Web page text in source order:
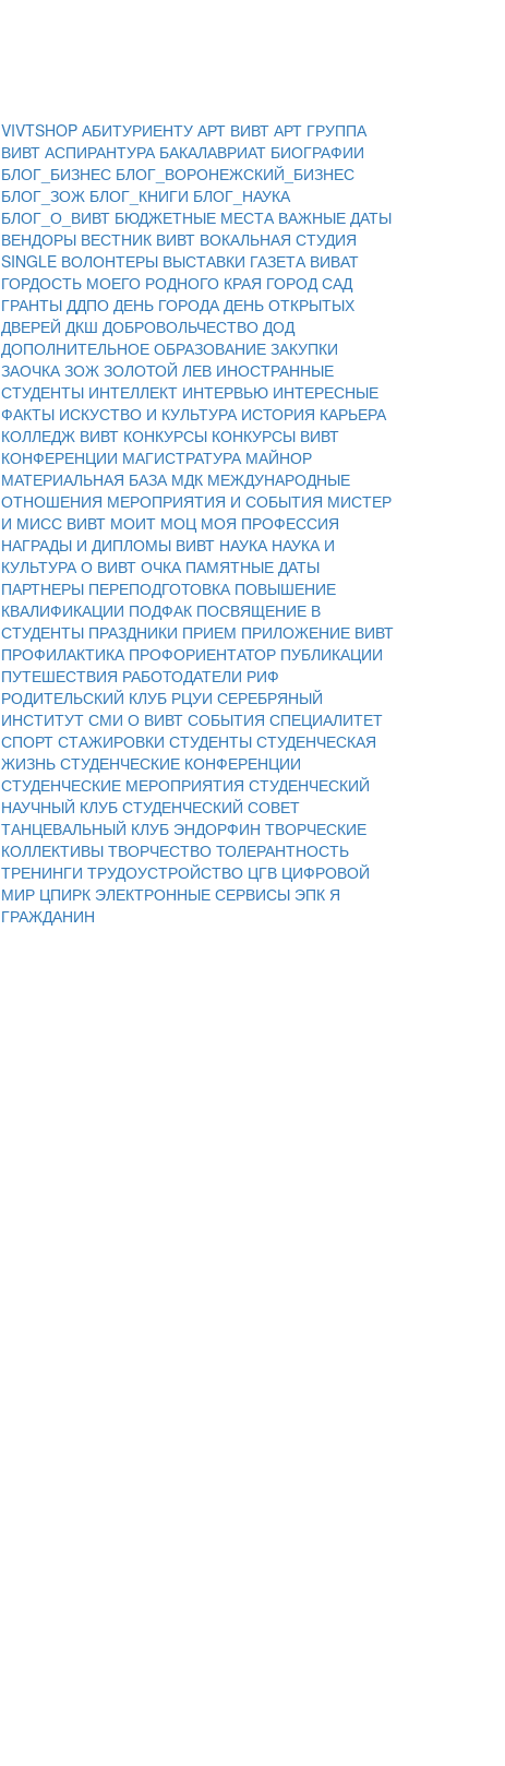
VIVTSHOP АБИТУРИЕНТУ АРТ ВИВТ АРТ ГРУППА
ВИВТ АСПИРАНТУРА БАКАЛАВРИАТ БИОГРАФИИ
БЛОГ_БИЗНЕС БЛОГ_ВОРОНЕЖСКИЙ_БИЗНЕС
БЛОГ_ЗОЖ БЛОГ_КНИГИ БЛОГ_НАУКА
БЛОГ_О_ВИВТ БЮДЖЕТНЫЕ МЕСТА ВАЖНЫЕ ДАТЫ
ВЕНДОРЫ ВЕСТНИК ВИВТ ВОКАЛЬНАЯ СТУДИЯ
SINGLE ВОЛОНТЕРЫ ВЫСТАВКИ ГАЗЕТА ВИВАТ
ГОРДОСТЬ МОЕГО РОДНОГО КРАЯ ГОРОД САД
ГРАНТЫ ДДПО ДЕНЬ ГОРОДА ДЕНЬ ОТКРЫТЫХ
ДВЕРЕЙ ДКШ ДОБРОВОЛЬЧЕСТВО ДОД
ДОПОЛНИТЕЛЬНОЕ ОБРАЗОВАНИЕ ЗАКУПКИ
ЗАОЧКА ЗОЖ ЗОЛОТОЙ ЛЕВ ИНОСТРАННЫЕ
СТУДЕНТЫ ИНТЕЛЛЕКТ ИНТЕРВЬЮ ИНТЕРЕСНЫЕ
ФАКТЫ ИСКУСТВО И КУЛЬТУРА ИСТОРИЯ КАРЬЕРА
КОЛЛЕДЖ ВИВТ КОНКУРСЫ КОНКУРСЫ ВИВТ
КОНФЕРЕНЦИИ МАГИСТРАТУРА МАЙНОР
МАТЕРИАЛЬНАЯ БАЗА МДК МЕЖДУНАРОДНЫЕ
ОТНОШЕНИЯ МЕРОПРИЯТИЯ И СОБЫТИЯ МИСТЕР
И МИСС ВИВТ МОИТ МОЦ МОЯ ПРОФЕССИЯ
НАГРАДЫ И ДИПЛОМЫ ВИВТ НАУКА НАУКА И
КУЛЬТУРА О ВИВТ ОЧКА ПАМЯТНЫЕ ДАТЫ
ПАРТНЕРЫ ПЕРЕПОДГОТОВКА ПОВЫШЕНИЕ
КВАЛИФИКАЦИИ ПОДФАК ПОСВЯЩЕНИЕ В
СТУДЕНТЫ ПРАЗДНИКИ ПРИЕМ ПРИЛОЖЕНИЕ ВИВТ
ПРОФИЛАКТИКА ПРОФОРИЕНТАТОР ПУБЛИКАЦИИ
ПУТЕШЕСТВИЯ РАБОТОДАТЕЛИ РИФ
РОДИТЕЛЬСКИЙ КЛУБ РЦУИ СЕРЕБРЯНЫЙ
ИНСТИТУТ СМИ О ВИВТ СОБЫТИЯ СПЕЦИАЛИТЕТ
СПОРТ СТАЖИРОВКИ СТУДЕНТЫ СТУДЕНЧЕСКАЯ
ЖИЗНЬ СТУДЕНЧЕСКИЕ КОНФЕРЕНЦИИ
СТУДЕНЧЕСКИЕ МЕРОПРИЯТИЯ СТУДЕНЧЕСКИЙ
НАУЧНЫЙ КЛУБ СТУДЕНЧЕСКИЙ СОВЕТ
ТАНЦЕВАЛЬНЫЙ КЛУБ ЭНДОРФИН ТВОРЧЕСКИЕ
КОЛЛЕКТИВЫ ТВОРЧЕСТВО ТОЛЕРАНТНОСТЬ
ТРЕНИНГИ ТРУДОУСТРОЙСТВО ЦГВ ЦИФРОВОЙ
МИР ЦПИРК ЭЛЕКТРОННЫЕ СЕРВИСЫ ЭПК Я
ГРАЖДАНИН